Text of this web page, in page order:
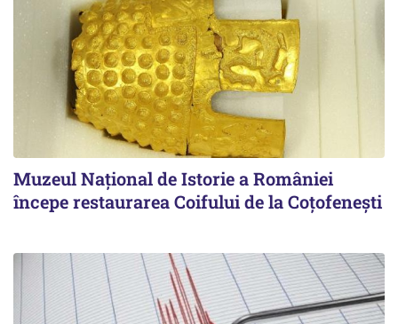
Muzeul Național de Istorie a României
începe restaurarea Coifului de la Coțofenești